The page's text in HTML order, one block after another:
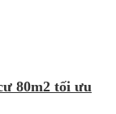
80m2 tối ưu